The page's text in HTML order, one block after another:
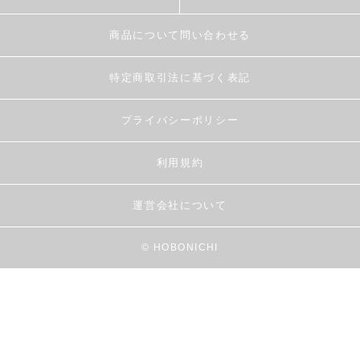
商品について問い合わせる
特定商取引法に基づく表記
プライバシーポリシー
利用規約
運営会社について
© HOBONICHI